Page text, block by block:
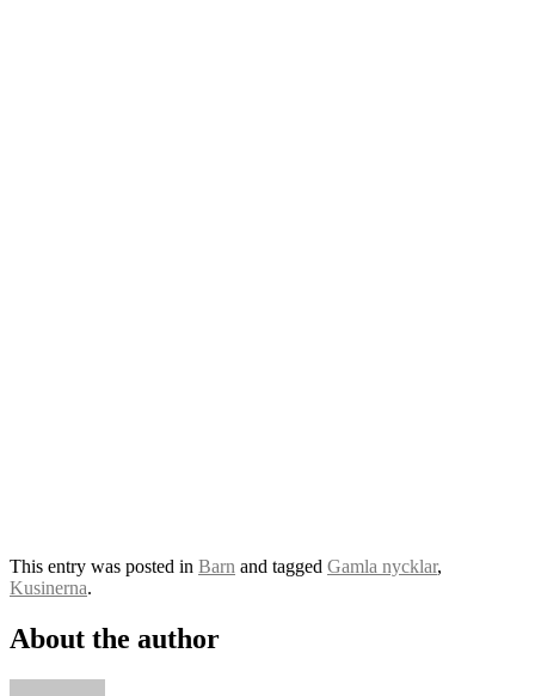
This entry was posted in Barn and tagged Gamla nycklar,
Kusinerna.
About the author